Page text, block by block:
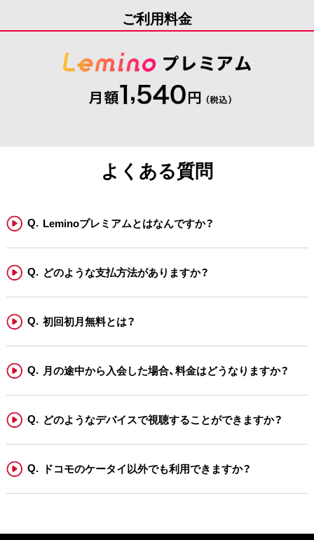
ご利用料金
よくある質問
Leminoプレミアムとはなんですか？
どのような支払方法がありますか？
初回初月無料とは？
月の途中から入会した場合、料金はどうなりますか？
どのようなデバイスで視聴することができますか？
ドコモのケータイ以外でも利用できますか？